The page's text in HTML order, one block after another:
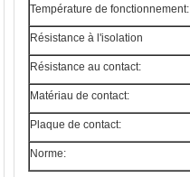
Température de fonctionnement:
Résistance à l'isolation
Résistance au contact:
Matériau de contact:
Plaque de contact:
Norme: